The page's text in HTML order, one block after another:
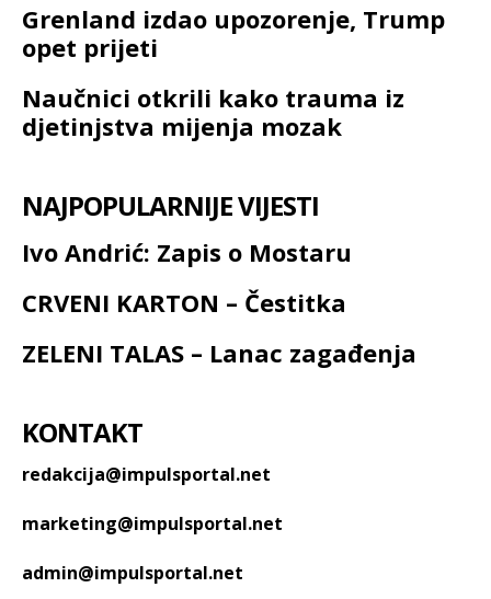
Grenland izdao upozorenje, Trump
opet prijeti
Naučnici otkrili kako trauma iz
djetinjstva mijenja mozak
NAJPOPULARNIJE VIJESTI
Ivo Andrić: Zapis o Mostaru
CRVENI KARTON – Čestitka
ZELENI TALAS – Lanac zagađenja
KONTAKT
redakcija@impulsportal.net
marketing@impulsportal.net
admin@impulsportal.net